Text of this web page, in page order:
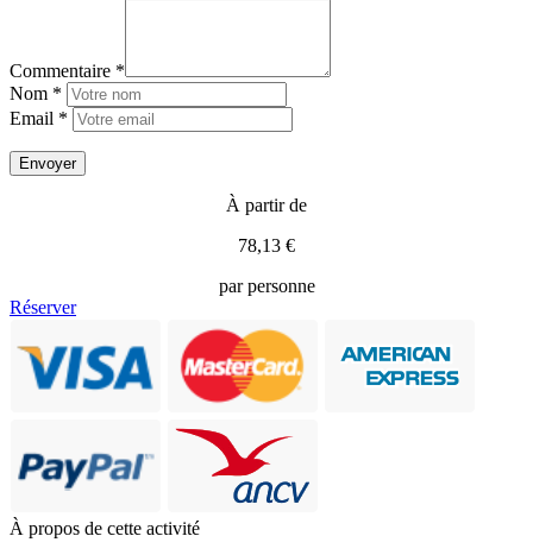
Commentaire *
Nom *
Email *
À partir de
78,13 €
par personne
Réserver
À propos de cette activité